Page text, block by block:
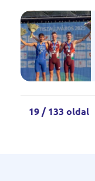
19 / 133 oldal